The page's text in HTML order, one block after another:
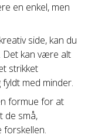
en enkel, men
side, kan du
Det kan være alt
strikket
med minder.
formue for at
de små,
forskellen.